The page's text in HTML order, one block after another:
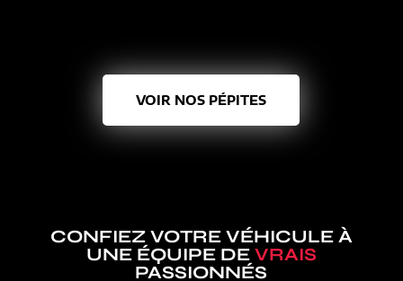
VOIR NOS PÉPITES
CONFIEZ VOTRE VÉHICULE À
UNE ÉQUIPE DE VRAIS
PASSIONNÉS